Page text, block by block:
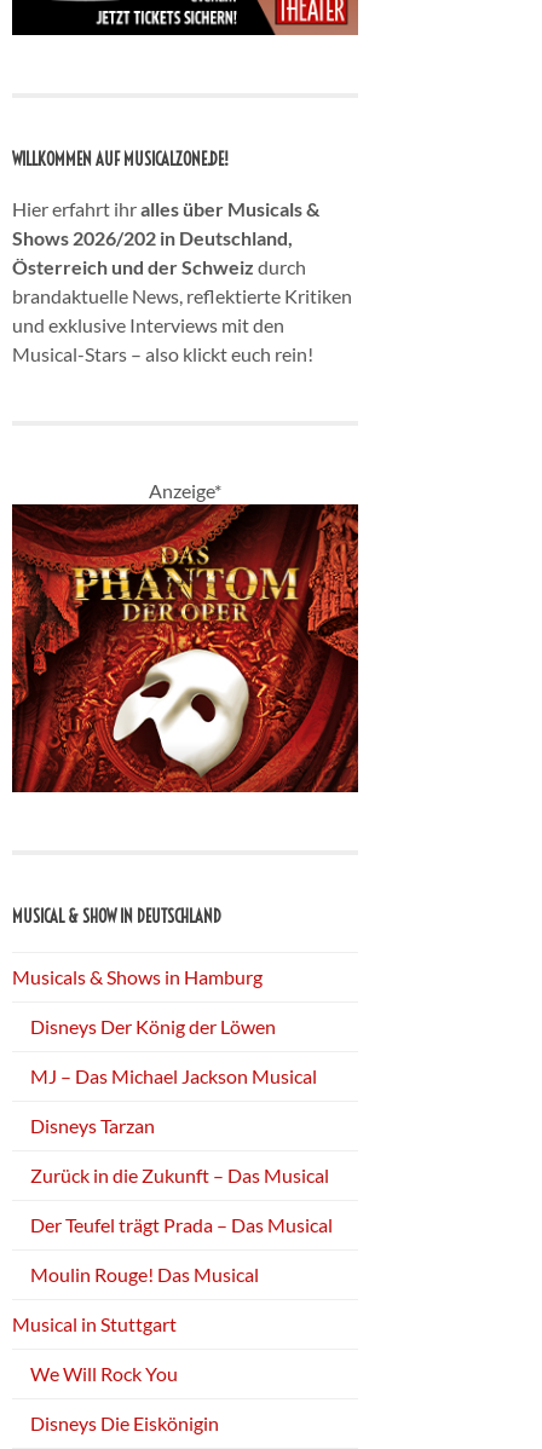
WILLKOMMEN AUF MUSICALZONE.DE!
Hier erfahrt ihralles über Musicals &
Shows 2026/202 in Deutschland,
Österreich und der Schweiz durch
brandaktuelle News, reflektierte Kritiken
und exklusive Interviews mit den
Musical-Stars – also klickt euch rein!
Anzeige*
MUSICAL & SHOW IN DEUTSCHLAND
Musicals & Shows in Hamburg
Disneys Der König der Löwen
MJ – Das Michael Jackson Musical
Disneys Tarzan
Zurück in die Zukunft – Das Musical
Der Teufel trägt Prada – Das Musical
Moulin Rouge! Das Musical
Musical in Stuttgart
We Will Rock You
Disneys Die Eiskönigin